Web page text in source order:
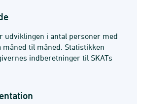
udviklingen i antal personer med
til måned. Statistikken
indberetninger til SKATs